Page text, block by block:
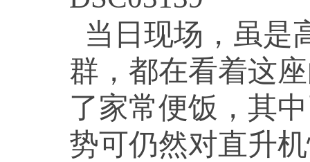
当日现场，虽是
群，都在看着这
了家常便饭，其
势可仍然对直升